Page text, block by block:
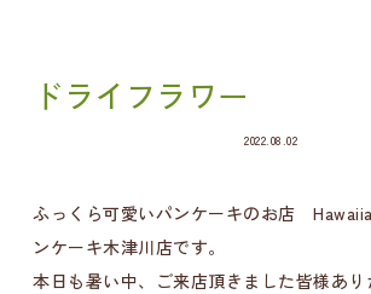
ドライフラワー
2022.08.02
ふっくら可愛いパンケーキのお店
ンケーキ木津川店です。
本日も暑い中、ご来店頂きました皆様あり